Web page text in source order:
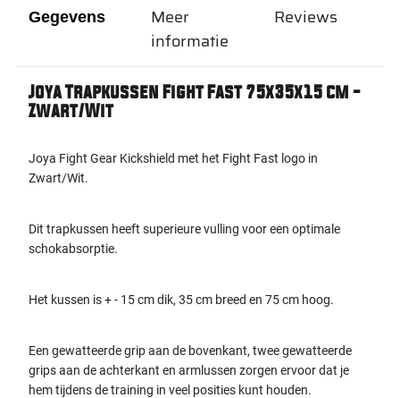
Gegevens
Joya Trapkussen Fight Fast 75x35x15 cm -
Zwart/Wit
Joya Fight Gear Kickshield met het Fight Fast logo in
Zwart/Wit.
Dit trapkussen heeft superieure vulling voor een optimale
schokabsorptie.
Het kussen is + - 15 cm dik, 35 cm breed en 75 cm hoog.
Een gewatteerde grip aan de bovenkant, twee gewatteerde
grips aan de achterkant en armlussen zorgen ervoor dat je
hem tijdens de training in veel posities kunt houden.
Meer
informatie
Reviews